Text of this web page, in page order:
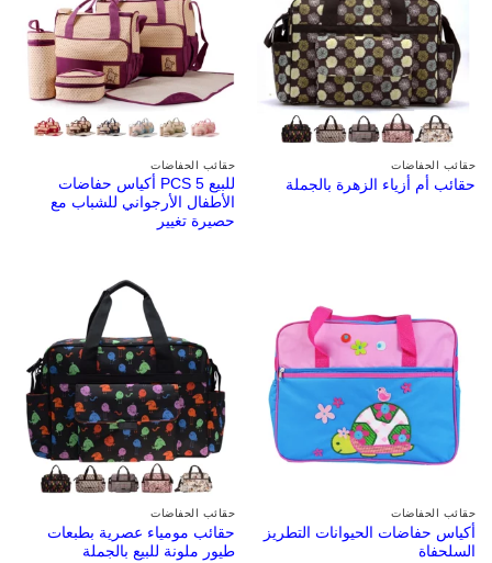
حقائب الحفاضات
حقائب أم أزياء الزهرة بالجملة
حقائب الحفاضات
للبيع 5 PCS أكياس حفاضات
الأطفال الأرجواني للشباب مع
حصيرة تغيير
حقائب الحفاضات
أكياس حفاضات الحيوانات التطريز
السلحفاة
حقائب الحفاضات
حقائب مومياء عصرية بطبعات
طيور ملونة للبيع بالجملة